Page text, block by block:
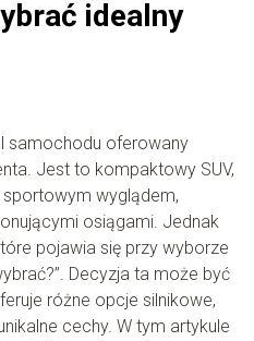
idealny
samochodu oferowany
Jest to kompaktowy SUV,
sportowym wyglądem,
osiągami. Jednak
pojawia się przy wyborze
Decyzja ta może być
różne opcje silnikowe,
cechy. W tym artykule